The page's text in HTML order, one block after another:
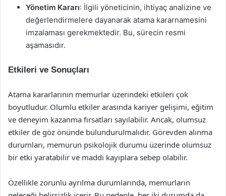
Yönetim Kararı: İlgili yöneticinin, ihtiyaç analizine ve
değerlendirmelere dayanarak atama kararnamesini
imzalaması gerekmektedir. Bu, sürecin resmi
aşamasıdır.
Etkileri ve Sonuçları
Atama kararlarının memurlar üzerindeki etkileri çok
boyutludur. Olumlu etkiler arasında kariyer gelişimi, eğitim
ve deneyim kazanma fırsatları sayılabilir. Ancak, olumsuz
etkiler de göz önünde bulundurulmalıdır. Görevden alınma
durumları, memurun psikolojik durumu üzerinde olumsuz
bir etki yaratabilir ve maddi kayıplara sebep olabilir.
Özellikle zorunlu ayrılma durumlarında, memurların